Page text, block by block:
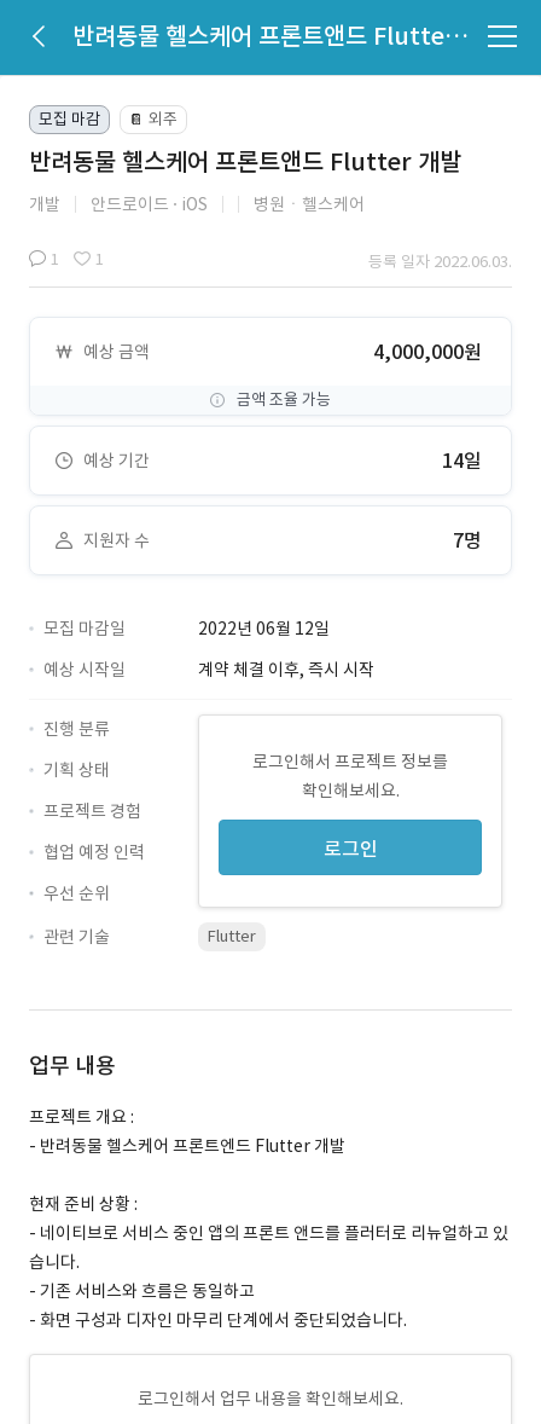
반려동물 헬스케어 프론트앤드 Flutter 개발
모집 마감 📔 외주
반려동물 헬스케어 프론트앤드 Flutter 개발
개발 안드로이드 iOS 병원ㆍ헬스케어
1 1 등록 일자 2022.06.03.
예상 금액 4,000,000원
금액 조율 가능
예상 기간 14일
지원자 수 7명
모집 마감일
2022년 06월 12일
예상 시작일
계약 체결 이후, 즉시 시작
로그인해서 프로젝트 정보를
확인해보세요.
로그인
진행 분류
기획 상태
프로젝트 경험
협업 예정 인력
우선 순위
관련 기술
Flutter
업무 내용
프로젝트 개요 :
- 반려동물 헬스케어 프론트엔드 Flutter 개발
현재 준비 상황 :
- 네이티브로 서비스 중인 앱의 프론트 앤드를 플러터로 리뉴얼하고 있
습니다.
- 기존 서비스와 흐름은 동일하고
- 화면 구성과 디자인 마무리 단계에서 중단되었습니다.
로그인해서 업무 내용을 확인해보세요.